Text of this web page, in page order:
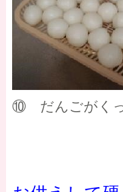
⑩ だんごがくっ